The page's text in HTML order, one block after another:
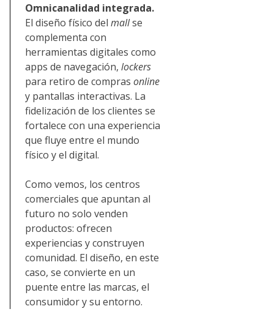
Omnicanalidad integrada.
El diseño físico del mallse
complementa con
herramientas digitales como
apps de navegación, lockers
para retiro de compras online
y pantallas interactivas. La
fidelización de los clientes se
fortalece con una experiencia
que fluye entre el mundo
físico y el digital.
Como vemos, los centros
comerciales que apuntan al
futuro no solo venden
productos: ofrecen
experiencias y construyen
comunidad. El diseño, en este
caso, se convierte en un
puente entre las marcas, el
consumidor y su entorno.